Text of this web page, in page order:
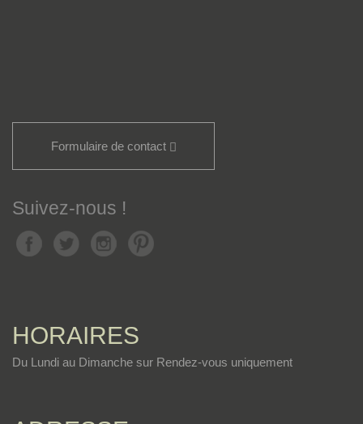
Formulaire de contact
Suivez-nous !
HORAIRES
Du Lundi au Dimanche sur Rendez-vous uniquement